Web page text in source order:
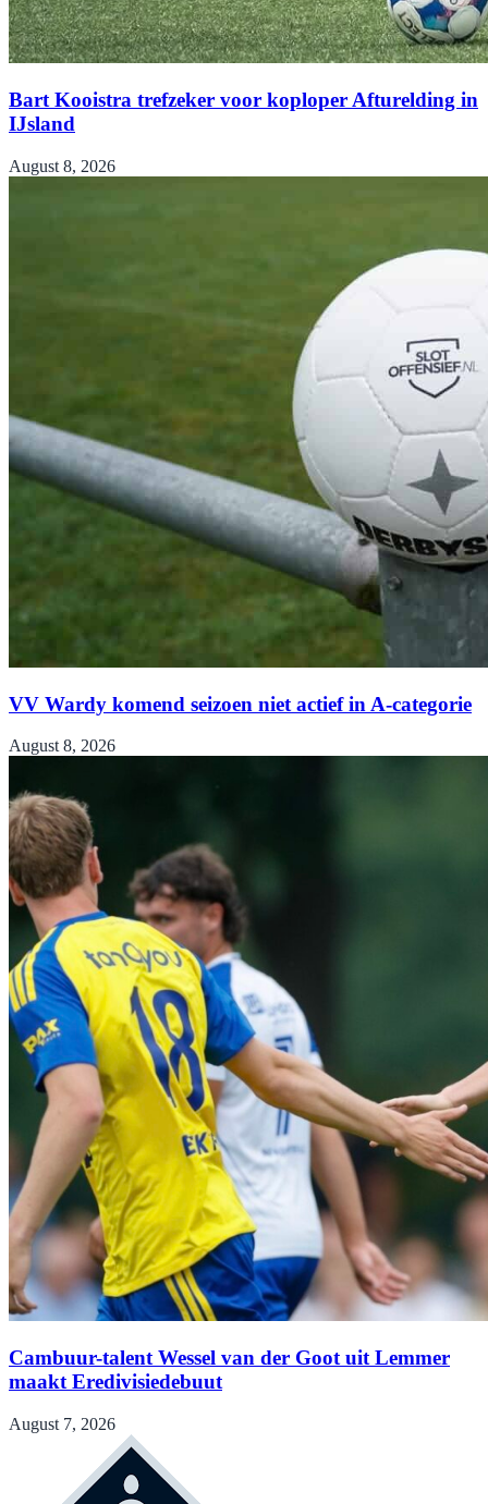
Bart Kooistra trefzeker voor koploper Afturelding in
IJsland
August 8, 2026
VV Wardy komend seizoen niet actief in A-categorie
August 8, 2026
Cambuur-talent Wessel van der Goot uit Lemmer
maakt Eredivisiedebuut
August 7, 2026